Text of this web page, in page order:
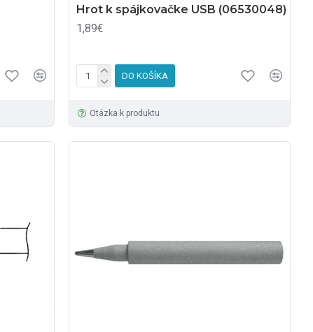
Hrot k spájkovačke USB (06530048)
1,89€
DO KOŠÍKA
Otázka k produktu